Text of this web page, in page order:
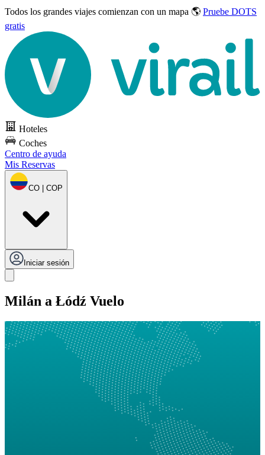
Todos los grandes viajes comienzan con un mapa 🌎 Pruebe DOTS
gratis
Hoteles
Coches
Centro de ayuda
Mis Reservas
CO | COP
Iniciar sesión
Milán a Łódź Vuelo